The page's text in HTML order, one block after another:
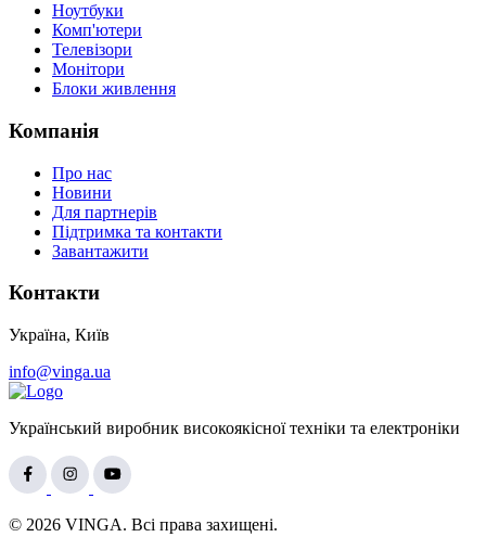
Ноутбуки
Комп'ютери
Телевізори
Монітори
Блоки живлення
Компанія
Про нас
Новини
Для партнерів
Підтримка та контакти
Завантажити
Контакти
Україна, Київ
info@vinga.ua
Український виробник високоякісної техніки та електроніки
© 2026 VINGA. Всі права захищені.